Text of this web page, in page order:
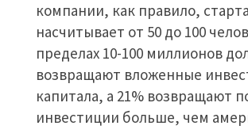
компании, как правило,
насчитывает от 50 до 100
пределах 10-100 миллионов
возвращают вложенные
капитала, а 21% возвращают
инвестиции больше, чем